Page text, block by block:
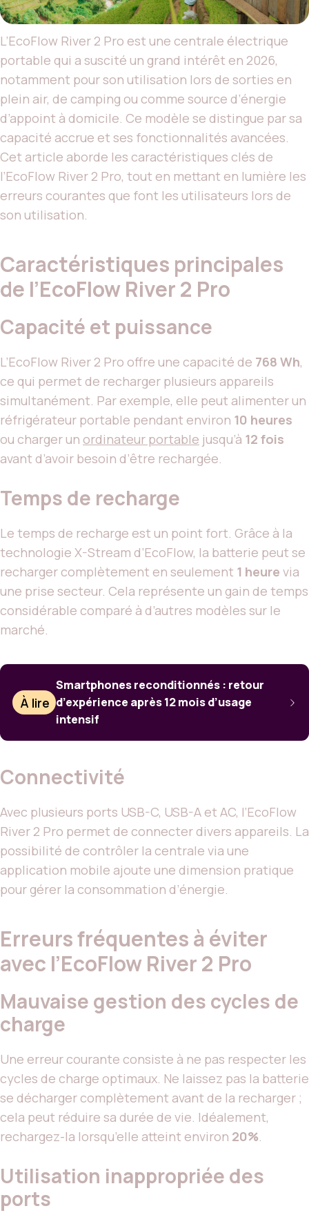
L’EcoFlow River 2 Pro est une centrale électrique
portable qui a suscité un grand intérêt en 2026,
notamment pour son utilisation lors de sorties en
plein air, de camping ou comme source d’énergie
d’appoint à domicile. Ce modèle se distingue par sa
capacité accrue et ses fonctionnalités avancées.
Cet article aborde les caractéristiques clés de
l’EcoFlow River 2 Pro, tout en mettant en lumière les
erreurs courantes que font les utilisateurs lors de
son utilisation.
Caractéristiques principales
de l’EcoFlow River 2 Pro
Capacité et puissance
L’EcoFlow River 2 Pro offre une capacité de 768 Wh,
ce qui permet de recharger plusieurs appareils
simultanément. Par exemple, elle peut alimenter un
réfrigérateur portable pendant environ 10 heures
ou charger un ordinateur portable jusqu’à 12 fois
avant d’avoir besoin d’être rechargée.
Temps de recharge
Le temps de recharge est un point fort. Grâce à la
technologie X-Stream d’EcoFlow, la batterie peut se
recharger complètement en seulement 1 heure via
une prise secteur. Cela représente un gain de temps
considérable comparé à d’autres modèles sur le
marché.
À lire
Smartphones reconditionnés : retour
d’expérience après 12 mois d’usage
intensif
Connectivité
Avec plusieurs ports USB-C, USB-A et AC, l’EcoFlow
River 2 Pro permet de connecter divers appareils. La
possibilité de contrôler la centrale via une
application mobile ajoute une dimension pratique
pour gérer la consommation d’énergie.
Erreurs fréquentes à éviter
avec l’EcoFlow River 2 Pro
Mauvaise gestion des cycles de
charge
Une erreur courante consiste à ne pas respecter les
cycles de charge optimaux. Ne laissez pas la batterie
se décharger complètement avant de la recharger ;
cela peut réduire sa durée de vie. Idéalement,
rechargez-la lorsqu’elle atteint environ 20%.
Utilisation inappropriée des
ports